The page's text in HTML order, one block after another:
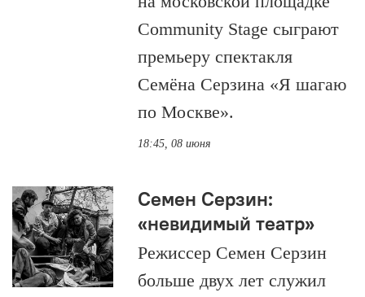
Community Stage сыграют
премьеру спектакля
Семёна Серзина «Я шагаю
по Москве».
18:45, 08 июня
Семен Серзин:
«невидимый театр»
Режиссер Семен Серзин
больше двух лет служил